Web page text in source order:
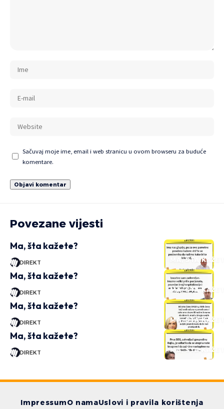
Sačuvaj moje ime, email i web stranicu u ovom browseru za buduće
komentare.
Povezane vijesti
MA, ŠTA
Ma, šta kažete?
DIREKT
MA, ŠTA
Ma, šta kažete?
DIREKT
MA, ŠTA
Ma, šta kažete?
DIREKT
MA, ŠTA
Ma, šta kažete?
DIREKT
ImpressumO namaUslovi i pravila korištenja